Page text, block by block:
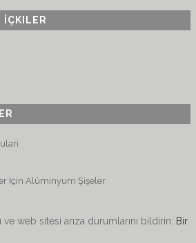
İÇKILER
Için Alüminyum Şişeler
web sitesi arıza durumlarını bildirin: Bir